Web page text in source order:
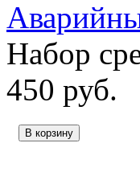
Набор
450 руб.
В корзину